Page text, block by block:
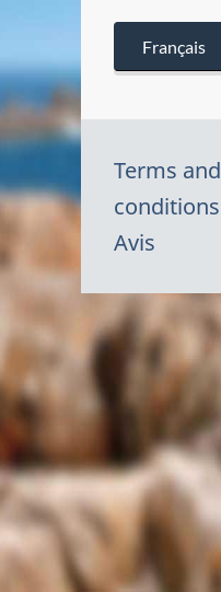
Français
Terms and
conditions
Avis